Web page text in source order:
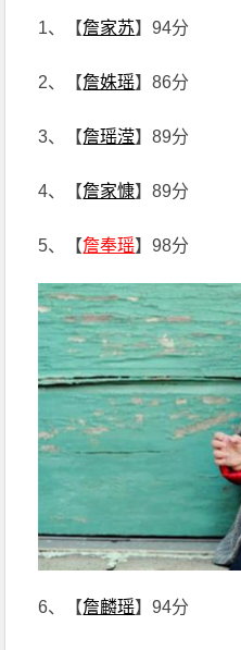
1、【詹家苏】94分
2、【詹姝瑶】86分
3、【詹瑶滢】89分
4、【詹家慷】89分
5、【詹奉瑶】98分
6、【詹麟瑶】94分